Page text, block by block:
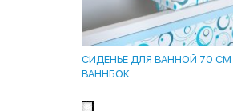
СИДЕНЬЕ ДЛЯ ВАННОЙ 70 СМ
ВАННБОК